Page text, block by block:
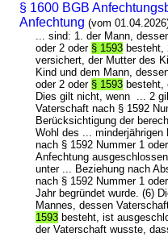
§ 1600 BGB
Anfechtung (vom
... sind: 1. der Mann,
oder 2 oder § 1593 besteht,
versichert, der Mutter des
Kind und dem Mann,
oder 2 oder § 1593 besteht,
Dies gilt nicht, wenn ... 2
Vaterschaft nach § 1592
Berücksichtigung der
Wohl des ...
nach § 1592 Nummer 1
Anfechtung
unter ... Beziehung nach
nach § 1592 Nummer 1
Jahr begründet wurde. (6)
Mannes, dessen
1593 besteht, ist
der Vaterschaft wusste,